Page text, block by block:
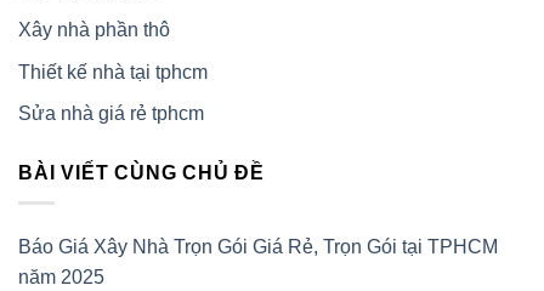
Xây nhà phần thô
Thiết kế nhà tại tphcm
Sửa nhà giá rẻ tphcm
BÀI VIẾT CÙNG CHỦ ĐỀ
Báo Giá Xây Nhà Trọn Gói Giá Rẻ, Trọn Gói tại TPHCM
năm 2025